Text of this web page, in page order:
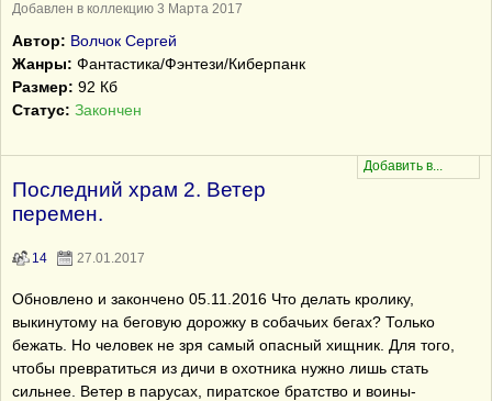
Добавлен в коллекцию 3 Марта 2017
Автор: Волчок Сергей
Жанры: Фантастика/Фэнтези/Киберпанк
Размер: 92 Кб
Статус: Закончен
Последний храм 2. Ветер
перемен.
14 27.01.2017
Обновлено и закончено 05.11.2016 Что делать кролику,
выкинутому на беговую дорожку в собачьих бегах? Только
бежать. Но человек не зря самый опасный хищник. Для того,
чтобы превратиться из дичи в охотника нужно лишь стать
сильнее. Ветер в парусах, пиратское братство и воины-